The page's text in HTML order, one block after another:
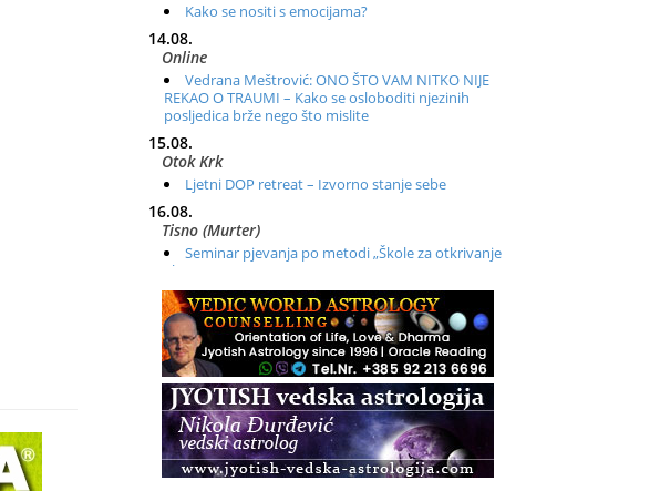
Kako se nositi s emocijama?
14.08.
Online
Vedrana Meštrović: ONO ŠTO VAM NITKO NIJE
REKAO O TRAUMI – Kako se osloboditi njezinih
posljedica brže nego što mislite
15.08.
Otok Krk
Ljetni DOP retreat – Izvorno stanje sebe
16.08.
Tisno (Murter)
Seminar pjevanja po metodi „Škole za otkrivanje
glasa“
20.08.
Online
Radionica: Pomagači iz drugih dimenzija Online –
otvoreno za sve
21.08.
Zagreb+Online
Osnovni ThetaHealing® tečaj, Zagreb i Online
22.08.
Pula